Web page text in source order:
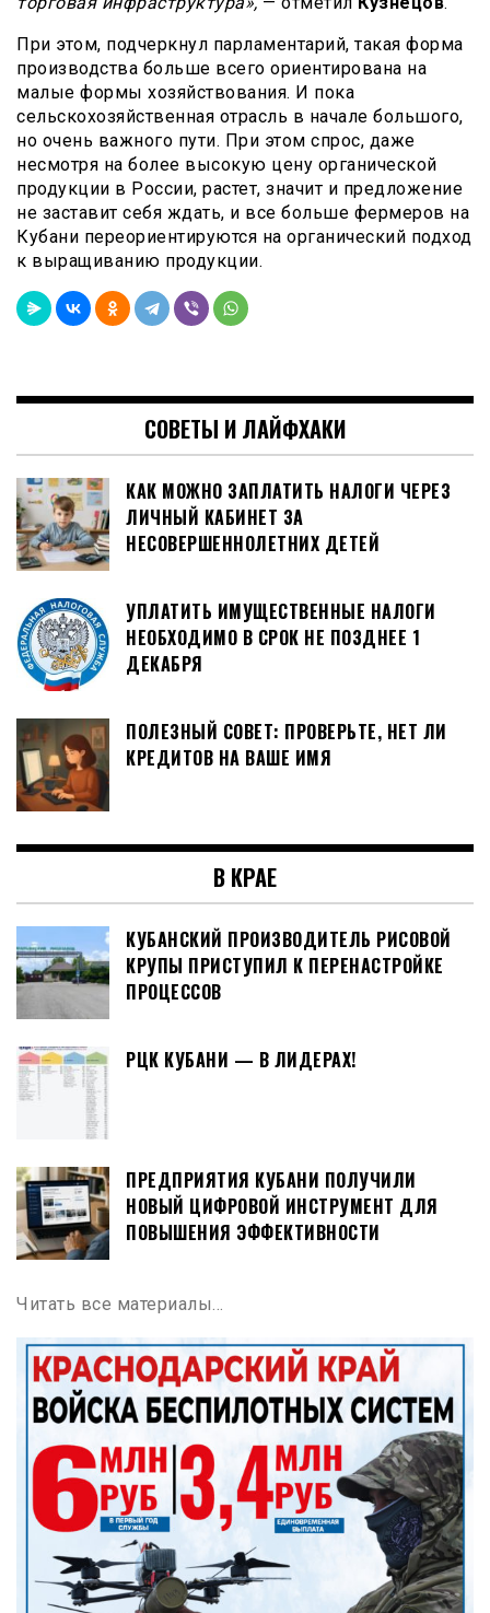
При этом, подчеркнул парламентарий, такая форма
производства больше всего ориентирована на
малые формы хозяйствования. И пока
сельскохозяйственная отрасль в начале большого,
но очень важного пути. При этом спрос, даже
несмотря на более высокую цену органической
продукции в России, растет, значит и предложение
не заставит себя ждать, и все больше фермеров на
Кубани переориентируются на органический подход
к выращиванию продукции.
СОВЕТЫ И ЛАЙФХАКИ
КАК МОЖНО ЗАПЛАТИТЬ НАЛОГИ ЧЕРЕЗ
ЛИЧНЫЙ КАБИНЕТ ЗА
НЕСОВЕРШЕННОЛЕТНИХ ДЕТЕЙ
УПЛАТИТЬ ИМУЩЕСТВЕННЫЕ НАЛОГИ
НЕОБХОДИМО В СРОК НЕ ПОЗДНЕЕ 1
ДЕКАБРЯ
ПОЛЕЗНЫЙ СОВЕТ: ПРОВЕРЬТЕ, НЕТ ЛИ
КРЕДИТОВ НА ВАШЕ ИМЯ
В КРАЕ
КУБАНСКИЙ ПРОИЗВОДИТЕЛЬ РИСОВОЙ
КРУПЫ ПРИСТУПИЛ К ПЕРЕНАСТРОЙКЕ
ПРОЦЕССОВ
РЦК КУБАНИ — В ЛИДЕРАХ!
ПРЕДПРИЯТИЯ КУБАНИ ПОЛУЧИЛИ
НОВЫЙ ЦИФРОВОЙ ИНСТРУМЕНТ ДЛЯ
ПОВЫШЕНИЯ ЭФФЕКТИВНОСТИ
Читать все материалы…